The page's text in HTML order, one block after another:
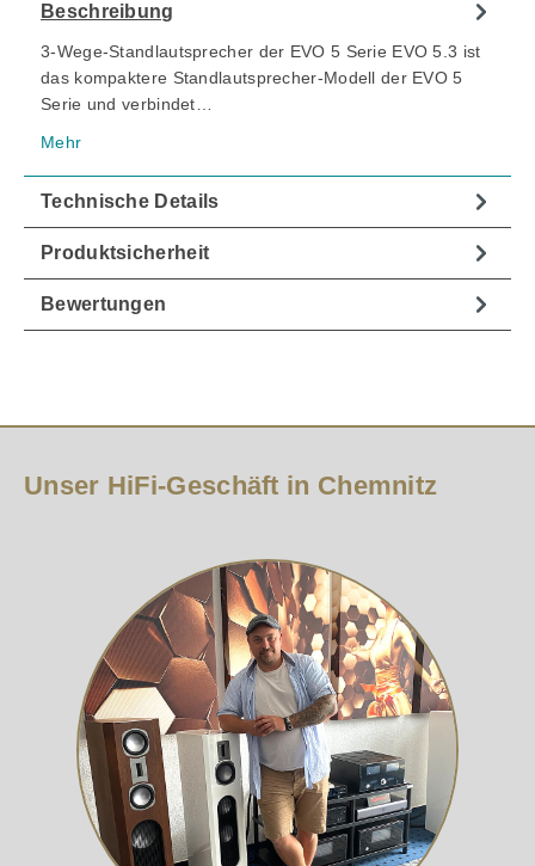
Beschreibung
3-Wege-Standlautsprecher der EVO 5 Serie EVO 5.3 ist
das kompaktere Standlautsprecher-Modell der EVO 5
Serie und verbindet…
Mehr
Technische Details
Produktsicherheit
Bewertungen
Unser HiFi-Geschäft in Chemnitz